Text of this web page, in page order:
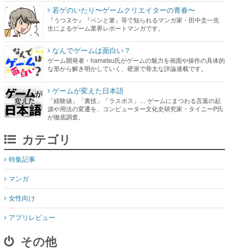
若ゲのいたり〜ゲームクリエイターの青春〜
『うつヌケ』『ペンと箸』等で知られるマンガ家・田中圭一先
生によるゲーム業界レポートマンガです。
なんでゲームは面白い？
ゲーム開発者・hamatsu氏がゲームの魅力を画面や操作の具体的
な形から解き明かしていく、硬派で骨太な評論連載です。
ゲームが変えた日本語
「経験値」「裏技」「ラスボス」… ゲームにまつわる言葉の起
源や用法の変遷を、コンピューター文化史研究家・タイニーP氏
が徹底調査。
カテゴリ
特集記事
マンガ
女性向け
アプリレビュー
その他